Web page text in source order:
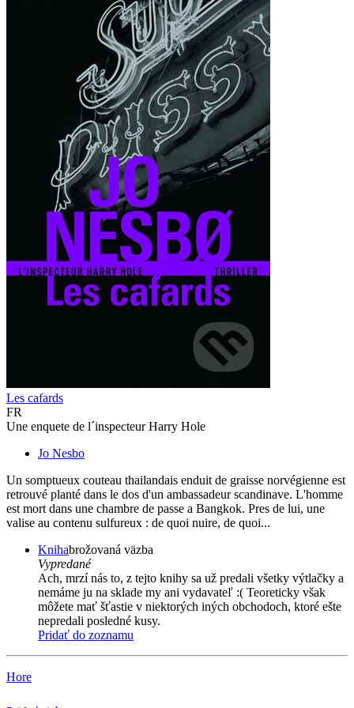
Les cafards
FR
Une enquete de l´inspecteur Harry Hole
Jo Nesbo
Un somptueux couteau thailandais enduit de graisse norvégienne est
retrouvé planté dans le dos d'un ambassadeur scandinave. L'homme
est mort dans une chambre de passe a Bangkok. Pres de lui, une
valise au contenu sulfureux : de quoi nuire, de quoi...
Knihabrožovaná väzba
Vypredané
Ach, mrzí nás to, z tejto knihy sa už predali všetky výtlačky a
nemáme ju na sklade my ani vydavateľ :( Teoreticky však
môžete mať šťastie v niektorých iných obchodoch, ktoré ešte
nepredali posledné kusy.
Pridať do zoznamu
Hore